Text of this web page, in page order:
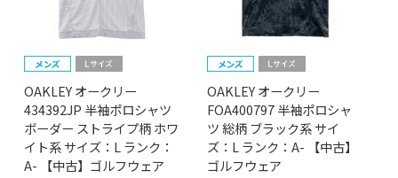
OAKLEY オークリー
434392JP 半袖ポロシャツ
ボーダー ストライプ柄 ホワ
イト系 サイズ：L ランク：
A- 【中古】ゴルフウェア
OAKLEY オークリー
FOA400797 半袖ポロシャ
ツ 総柄 ブラック系 サイ
ズ：L ランク：A- 【中古】
ゴルフウェア